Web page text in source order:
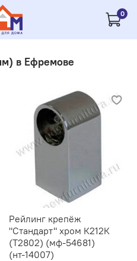
0
в Ефремове
Рейлинг крепёж
"Стандарт" хром К212К
(Т2802) (мф-54681)
(нт-14007)